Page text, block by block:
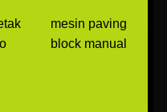
mesin paving
block manual